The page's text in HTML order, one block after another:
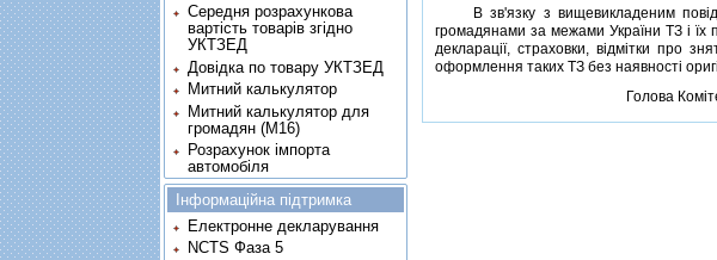
В зв'язку з вищевикладеним
громадянами за межами України ТЗ i їх
декларацiї, страховки, вiдмiтки про
оформлення таких ТЗ без наявностi
Голова
Середня розрахункова
вартість товарів згідно
УКТЗЕД
Довідка по товару УКТЗЕД
Митний калькулятор
Митний калькулятор для
громадян (М16)
Розрахунок імпорта
автомобіля
Інформаційна підтримка
Електронне декларування
NCTS Фаза 5